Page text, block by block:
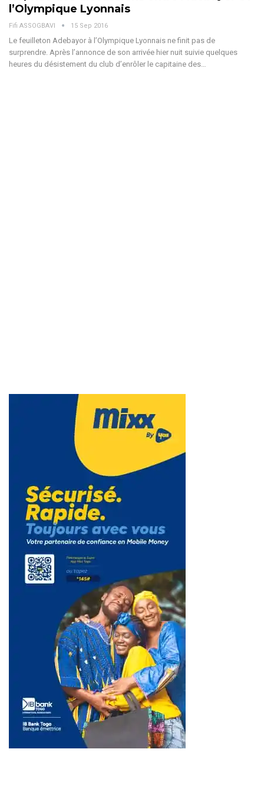
l’Olympique Lyonnais
Fifi ASSOGBAVI 15 Sep 2016
Le feuilleton Adebayor à l’Olympique Lyonnais ne finit pas de
surprendre. Après l’annonce de son arrivée hier nuit suivie quelques
heures du désistement du club d’enrôler le capitaine des…